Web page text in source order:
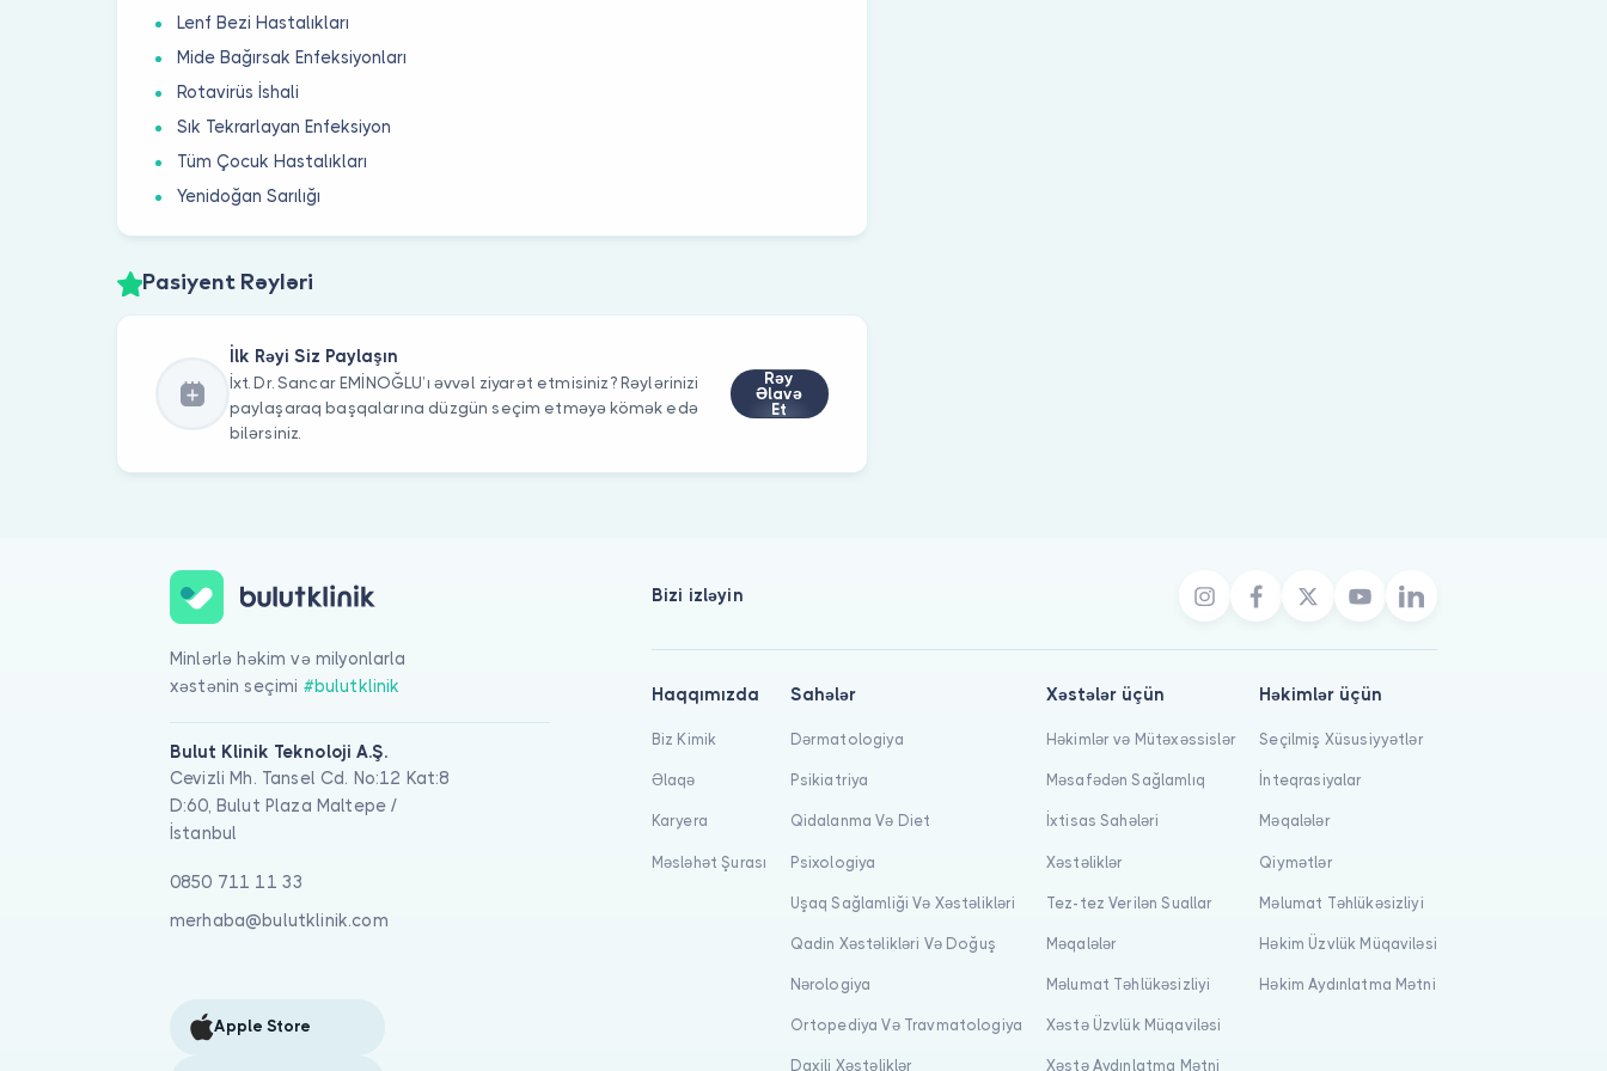
Lenf Bezi Hastalıkları
Mide Bağırsak Enfeksiyonları
Rotavirüs İshali
Sık Tekrarlayan Enfeksiyon
Tüm Çocuk Hastalıkları
Yenidoğan Sarılığı
Pasiyent Rəyləri
İlk Rəyi Siz Paylaşın
İxt. Dr. Sancar EMİNOĞLU’ı əvvəl ziyarət etmisiniz? Rəylərinizi
paylaşaraq başqalarına düzgün seçim etməyə kömək edə
bilərsiniz.
Rəy
Əlavə
Et
Minlərlə həkim və milyonlarla
xəstənin seçimi #bulutklinik
Bulut Klinik Teknoloji A.Ş.
Cevizli Mh. Tansel Cd. No:12 Kat:8
D:60, Bulut Plaza Maltepe /
İstanbul
0850 711 11 33
merhaba@bulutklinik.com
Apple Store
Bizi izləyin
Haqqımızda
Biz Kimik
Əlaqə
Karyera
Məsləhət Şurası
Sahələr
Dərmatologiya
Psikiatriya
Qidalanma Və Diet
Psixologiya
Uşaq Sağlamliği Və Xəstəlikləri
Qadin Xəstəlikləri Və Doğuş
Nərologiya
Ortopediya Və Travmatologiya
Daxili Xəstəliklər
Xəstələr üçün
Həkimlər və Mütəxəssislər
Məsafədən Sağlamlıq
İxtisas Sahələri
Xəstəliklər
Tez-tez Verilən Suallar
Məqalələr
Məlumat Təhlükəsizliyi
Xəstə Üzvlük Müqaviləsi
Xəstə Aydınlatma Mətni
Həkimlər üçün
Seçilmiş Xüsusiyyətlər
İnteqrasiyalar
Məqalələr
Qiymətlər
Məlumat Təhlükəsizliyi
Həkim Üzvlük Müqaviləsi
Həkim Aydınlatma Mətni